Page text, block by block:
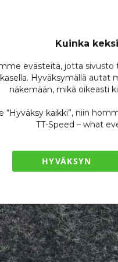
Kuinka
evästeitä, jotta sivusto
Hyväksymällä autat
näkemään, mikä oikeasti
“Hyväksy kaikki”, niin
TT-Speed – what
HYVÄKSYN